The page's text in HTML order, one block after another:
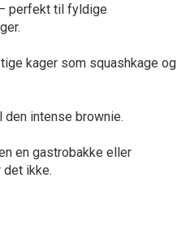
perfekt til fyldige
kager som squashkage og
den intense brownie.
en gastrobakke eller
det ikke.